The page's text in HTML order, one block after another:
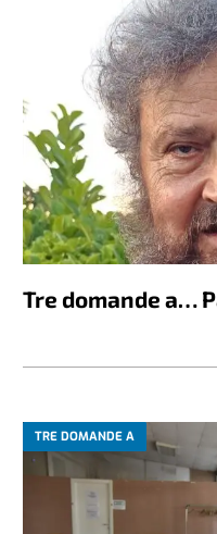
Tre domande a…
TRE DOMANDE A